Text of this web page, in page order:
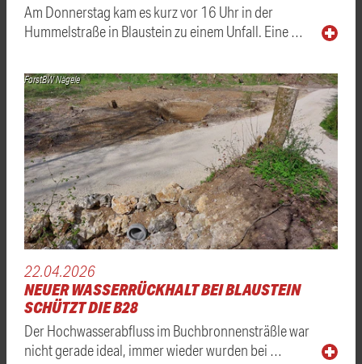
Am Donnerstag kam es kurz vor 16 Uhr in der
Hummelstraße in Blaustein zu einem Unfall. Eine …
ForstBW Nägele
22.04.2026
NEUER WASSERRÜCKHALT BEI BLAUSTEIN
SCHÜTZT DIE B28
Der Hochwasserabfluss im Buchbronnensträßle war
nicht gerade ideal, immer wieder wurden bei …